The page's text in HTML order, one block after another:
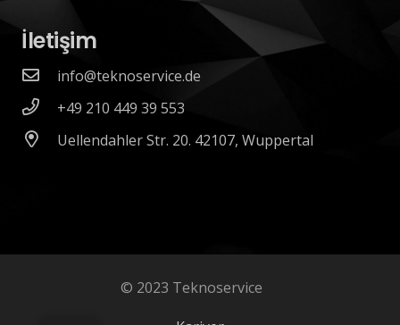
İletişim
info@teknoservice.de
+49 210 449 39 553
Uellendahler Str. 20. 42107, Wuppertal
© 2023 Teknoservice